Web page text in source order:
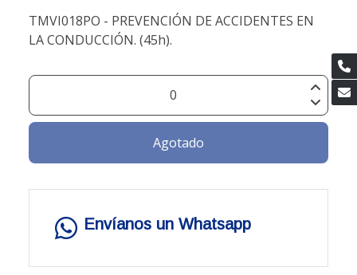
TMVI018PO - PREVENCIÓN DE ACCIDENTES EN
LA CONDUCCIÓN. (45h).
Agotado
Envíanos un Whatsapp